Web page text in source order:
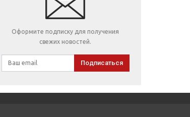
Оформите подписку для получения
свежих новостей.
Подписаться